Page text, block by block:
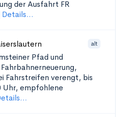
der Ausfahrt FR
Details...
alt
Pfad und
Fahrbahnerneuerung,
Fahrstreifen verengt, bis
Uhr, empfohlene